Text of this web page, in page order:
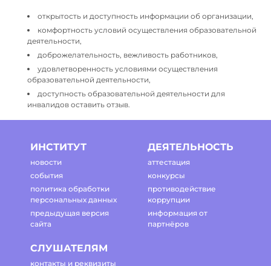
открытость и доступность информации об организации,
комфортность условий осуществления образовательной
деятельности,
доброжелательность, вежливость работников,
удовлетворенность условиями осуществления
образовательной деятельности,
доступность образовательной деятельности для
инвалидов оставить отзыв.
ИНСТИТУТ
новости
события
политика обработки
персональных данных
предыдущая версия
сайта
ДЕЯТЕЛЬНОСТЬ
аттестация
конкурсы
противодействие
коррупции
информация от
партнёров
СЛУШАТЕЛЯМ
контакты и реквизиты